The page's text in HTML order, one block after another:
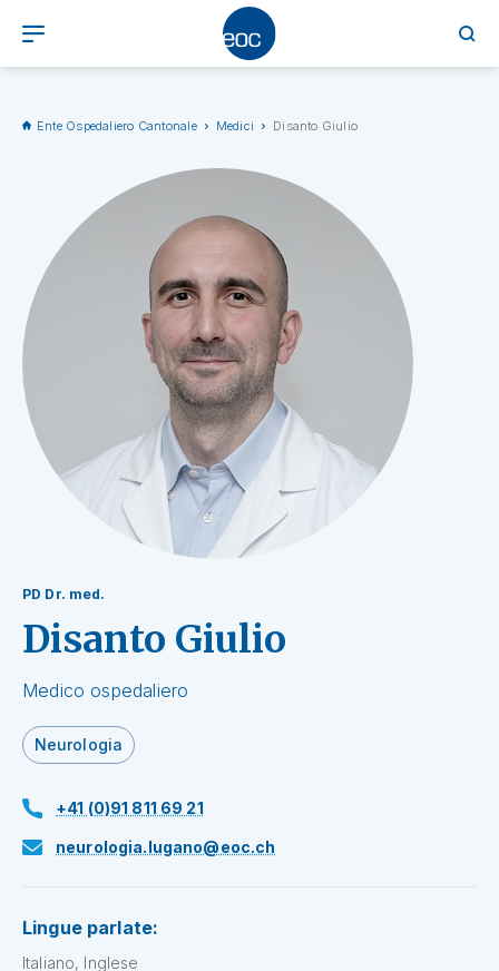
Ente Ospedaliero Cantonale Medici Disanto Giulio
PD Dr. med.
Disanto Giulio
Medico ospedaliero
Neurologia
+41 (0)91 811 69 21
neurologia.lugano@eoc.ch
Lingue parlate:
Italiano, Inglese